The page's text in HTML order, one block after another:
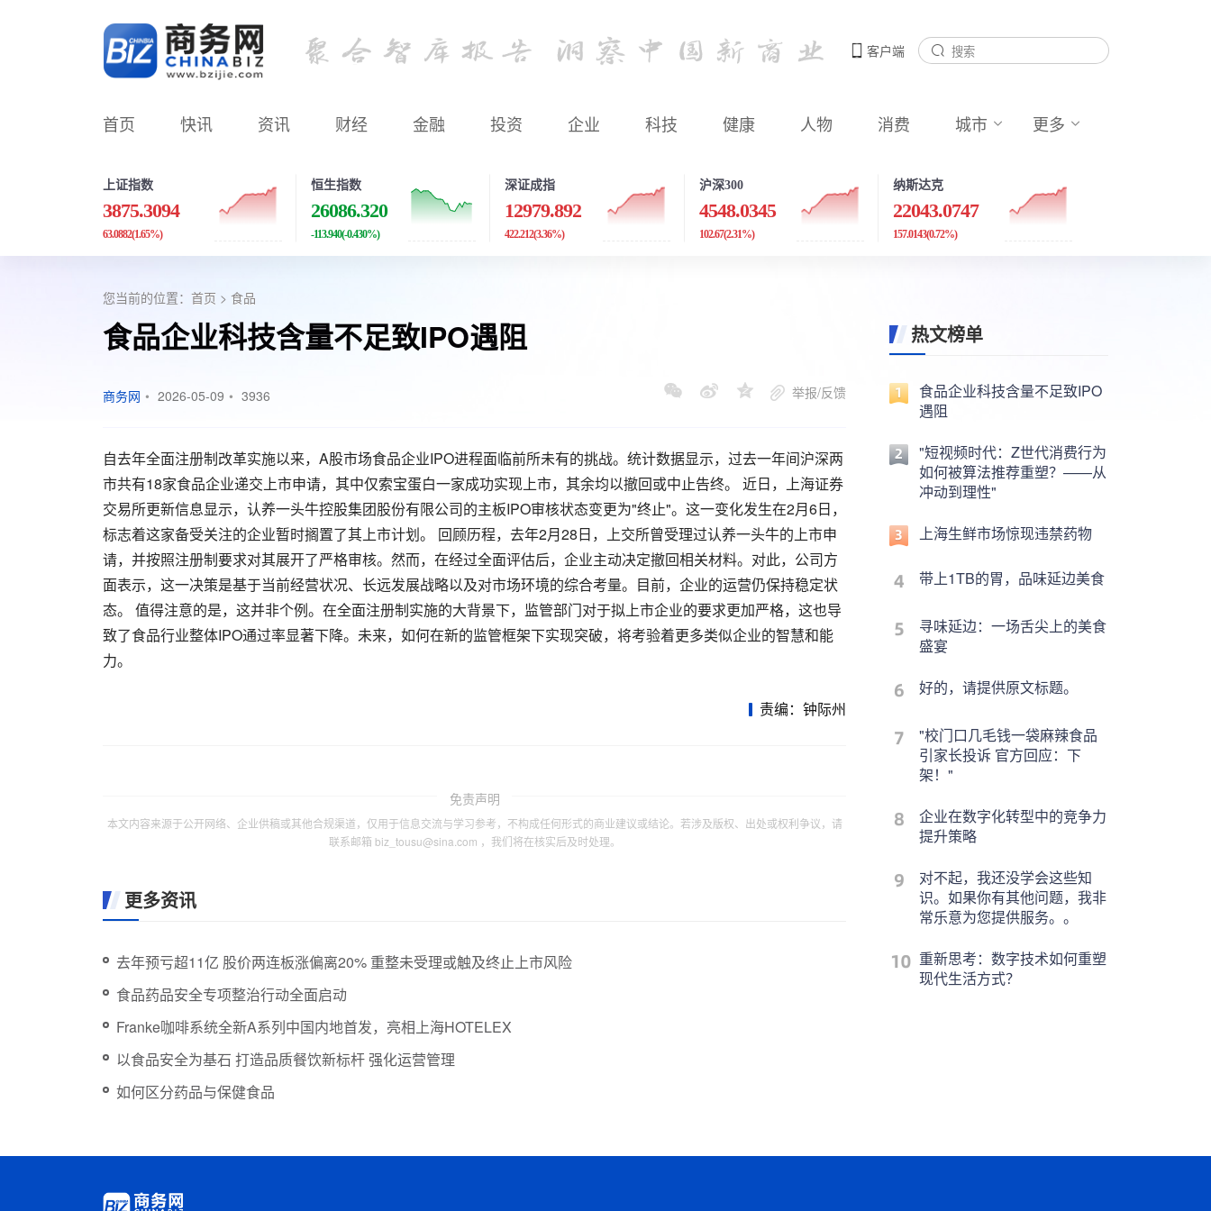
客户端
首页 快讯 资讯 财经 金融 投资 企业 科技 健康 人物 消费 城市 更多
上证指数
3875.3094
63.0882(1.65%)
恒生指数
26086.320
-113.940(-0.430%)
深证成指
12979.892
422.212(3.36%)
沪深300
4548.0345
102.67(2.31%)
纳斯达克
22043.0747
157.0143(0.72%)
您当前的位置： 首页 > 食品
食品企业科技含量不足致IPO遇阻
商务网 • 2026-05-09 • 3936 举报/反馈
自去年全面注册制改革实施以来，A股市场食品企业IPO进程面临前所未有的挑战。统计数据显示，过去一年间沪深两
市共有18家食品企业递交上市申请，其中仅索宝蛋白一家成功实现上市，其余均以撤回或中止告终。 近日，上海证券
交易所更新信息显示，认养一头牛控股集团股份有限公司的主板IPO审核状态变更为"终止"。这一变化发生在2月6日，
标志着这家备受关注的企业暂时搁置了其上市计划。 回顾历程，去年2月28日，上交所曾受理过认养一头牛的上市申
请，并按照注册制要求对其展开了严格审核。然而，在经过全面评估后，企业主动决定撤回相关材料。对此，公司方
面表示，这一决策是基于当前经营状况、长远发展战略以及对市场环境的综合考量。目前，企业的运营仍保持稳定状
态。 值得注意的是，这并非个例。在全面注册制实施的大背景下，监管部门对于拟上市企业的要求更加严格，这也导
致了食品行业整体IPO通过率显著下降。未来，如何在新的监管框架下实现突破，将考验着更多类似企业的智慧和能
力。
责编：钟际州
免责声明
本文内容来源于公开网络、企业供稿或其他合规渠道，仅用于信息交流与学习参考，不构成任何形式的商业建议或结论。若涉及版权、出处或权利争议，请
联系邮箱 biz_tousu@sina.com ，我们将在核实后及时处理。
更多资讯
去年预亏超11亿 股价两连板涨偏离20% 重整未受理或触及终止上市风险
食品药品安全专项整治行动全面启动
Franke咖啡系统全新A系列中国内地首发，亮相上海HOTELEX
以食品安全为基石 打造品质餐饮新标杆 强化运营管理
如何区分药品与保健食品
热文榜单
食品企业科技含量不足致IPO
遇阻
"短视频时代：Z世代消费行为
如何被算法推荐重塑？——从
冲动到理性"
上海生鲜市场惊现违禁药物
带上1TB的胃，品味延边美食
寻味延边：一场舌尖上的美食
盛宴
好的，请提供原文标题。
"校门口几毛钱一袋麻辣食品
引家长投诉 官方回应：下
架！"
企业在数字化转型中的竞争力
提升策略
对不起，我还没学会这些知
识。如果你有其他问题，我非
常乐意为您提供服务。。
重新思考：数字技术如何重塑
现代生活方式？